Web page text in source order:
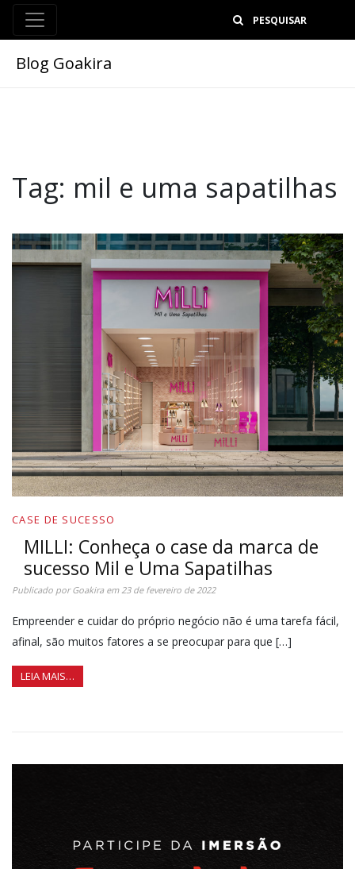
Blog Goakira
Tag: mil e uma sapatilhas
CASE DE SUCESSO
MILLI: Conheça o case da marca de
sucesso Mil e Uma Sapatilhas
Publicado porGoakiraem 23 de fevereiro de 2022
Empreender e cuidar do próprio negócio não é uma tarefa fácil,
afinal, são muitos fatores a se preocupar para que […]
LEIA MAIS…